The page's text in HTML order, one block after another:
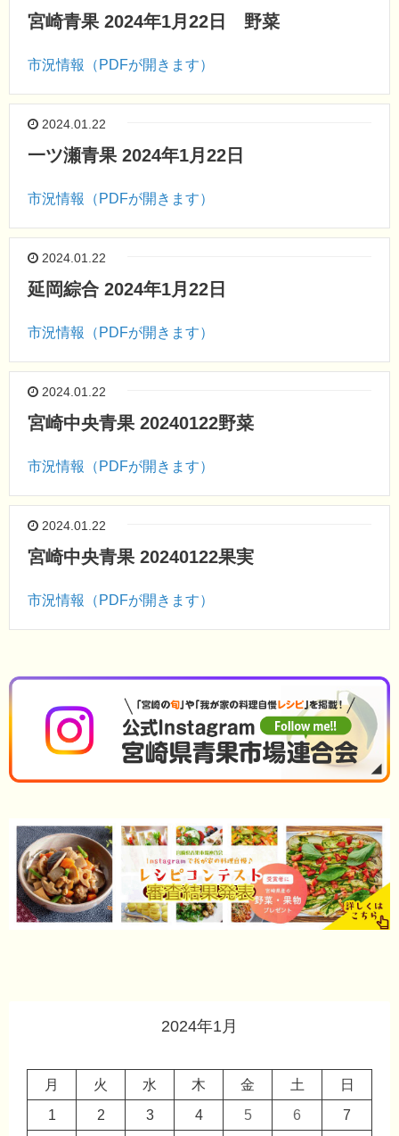
宮崎青果 2024年1月22日 野菜
市況情報（PDFが開きます）
2024.01.22
一ツ瀬青果 2024年1月22日
市況情報（PDFが開きます）
2024.01.22
延岡綜合 2024年1月22日
市況情報（PDFが開きます）
2024.01.22
宮崎中央青果 20240122野菜
市況情報（PDFが開きます）
2024.01.22
宮崎中央青果 20240122果実
市況情報（PDFが開きます）
2024年1月
月 火 水 木 金 土
日
1
2 3 4 5 6
7